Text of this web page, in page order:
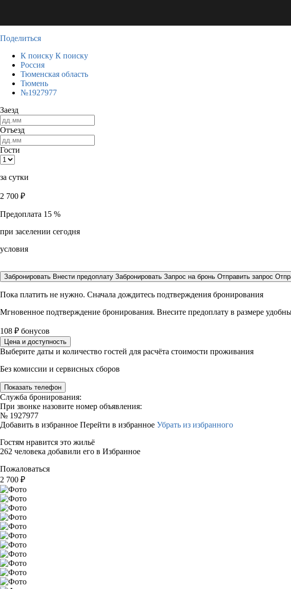
Поделиться
К поиску К поиску
Россия
Тюменская область
Тюмень
№1927977
Заезд
Отъезд
Гости
за сутки
2 700 ₽
Предоплата 15 %
при заселении сегодня
условия
Забронировать Внести предоплату Забронировать Запрос на бронь Отправить запрос
Пока платить не нужно. Сначала дождитесь подтверждения бронирования
Мгновенное подтверждение бронирования. Внесите предоплату в размере
108 ₽ бонусов
Цена и доступность
Выберите даты и количество гостей для расчёта стоимости проживания
Без комиссии и сервисных сборов
Показать телефон
Служба бронирования:
При звонке назовите номер объявления:
№ 1927977
Добавить в избранное Перейти в избранное Убрать из избранного
Гостям нравится это жильё
262 человека добавили его в Избранное
Пожаловаться
2 700 ₽